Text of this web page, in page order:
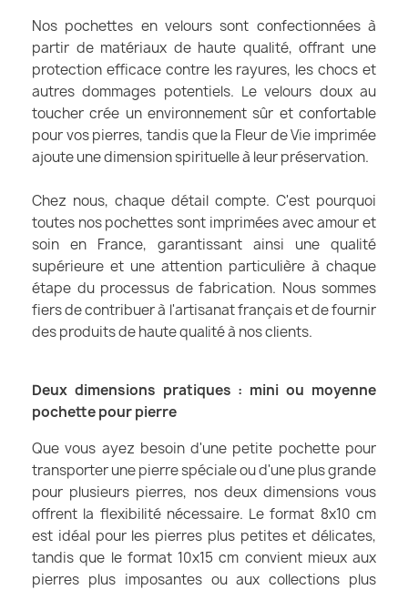
Nos pochettes en velours sont confectionnées à
partir de matériaux de haute qualité, offrant une
protection efficace contre les rayures, les chocs et
autres dommages potentiels. Le velours doux au
toucher crée un environnement sûr et confortable
pour vos pierres, tandis que la Fleur de Vie imprimée
ajoute une dimension spirituelle à leur préservation.
Chez nous, chaque détail compte. C'est pourquoi
toutes nos pochettes sont imprimées avec amour et
soin en France, garantissant ainsi une qualité
supérieure et une attention particulière à chaque
étape du processus de fabrication. Nous sommes
fiers de contribuer à l'artisanat français et de fournir
des produits de haute qualité à nos clients.
Deux dimensions pratiques : mini ou moyenne
pochette pour pierre
Que vous ayez besoin d'une petite pochette pour
transporter une pierre spéciale ou d'une plus grande
pour plusieurs pierres, nos deux dimensions vous
offrent la flexibilité nécessaire. Le format 8x10 cm
est idéal pour les pierres plus petites et délicates,
tandis que le format 10x15 cm convient mieux aux
pierres plus imposantes ou aux collections plus